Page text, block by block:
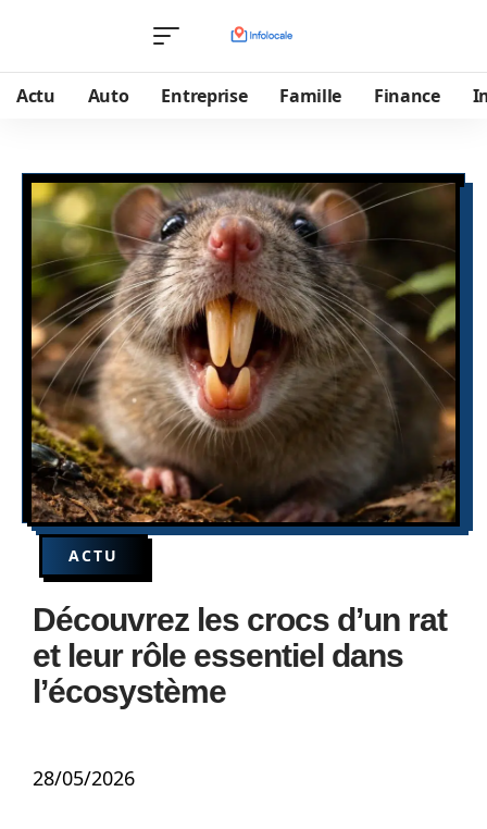
Actu Auto Entreprise Famille Finance
ACTU
Découvrez les crocs d’un rat
et leur rôle essentiel dans
l’écosystème
28/05/2026